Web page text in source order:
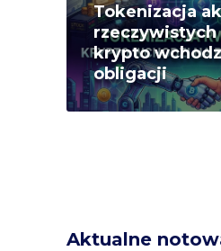
Tokenizacja
rzeczywistych
krypto
obligacji
Aktualne